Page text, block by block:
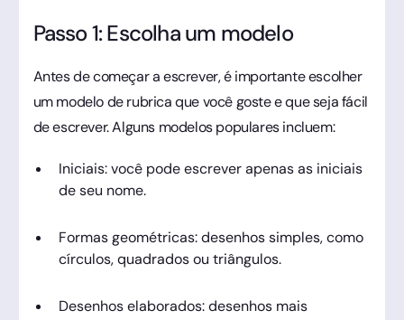
Passo 1: Escolha um modelo
Antes de começar a escrever, é importante escolher
um modelo de rubrica que você goste e que seja fácil
de escrever. Alguns modelos populares incluem:
Iniciais: você pode escrever apenas as iniciais
de seu nome.
Formas geométricas: desenhos simples, como
círculos, quadrados ou triângulos.
Desenhos elaborados: desenhos mais